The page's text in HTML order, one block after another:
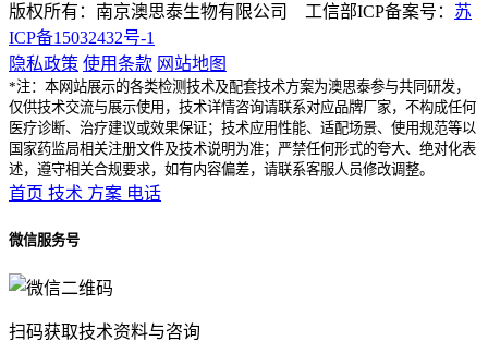
版权所有：南京澳思泰生物有限公司 工信部ICP备案号： 苏
ICP备15032432号-1
隐私政策 使用条款 网站地图
*注：本网站展示的各类检测技术及配套技术方案为澳思泰参与共同研发，
仅供技术交流与展示使用，技术详情咨询请联系对应品牌厂家，不构成任何
医疗诊断、治疗建议或效果保证；技术应用性能、适配场景、使用规范等以
国家药监局相关注册文件及技术说明为准；严禁任何形式的夸大、绝对化表
述，遵守相关合规要求，如有内容偏差，请联系客服人员修改调整。
首页 技术 方案 电话
微信服务号
扫码获取技术资料与咨询